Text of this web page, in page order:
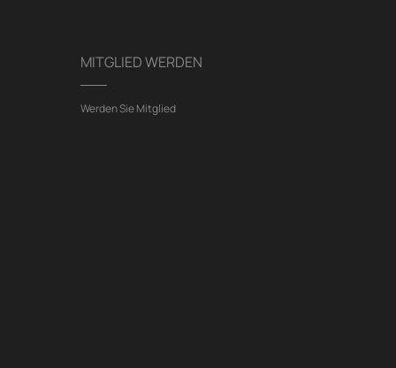
MITGLIED WERDEN
Werden Sie Mitglied